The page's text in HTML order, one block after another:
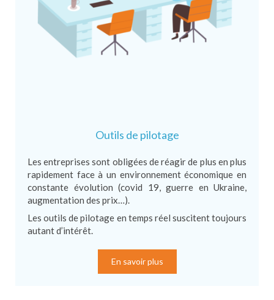
Outils de pilotage
Les entreprises sont obligées de réagir de plus en plus
rapidement face à un environnement économique en
constante évolution (covid 19, guerre en Ukraine,
augmentation des prix…).
Les outils de pilotage en temps réel suscitent toujours
autant d’intérêt.
En savoir plus